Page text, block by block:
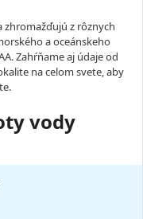
z rôznych
a oceánskeho
Zahŕňame aj údaje od
na celom svete, aby
vody